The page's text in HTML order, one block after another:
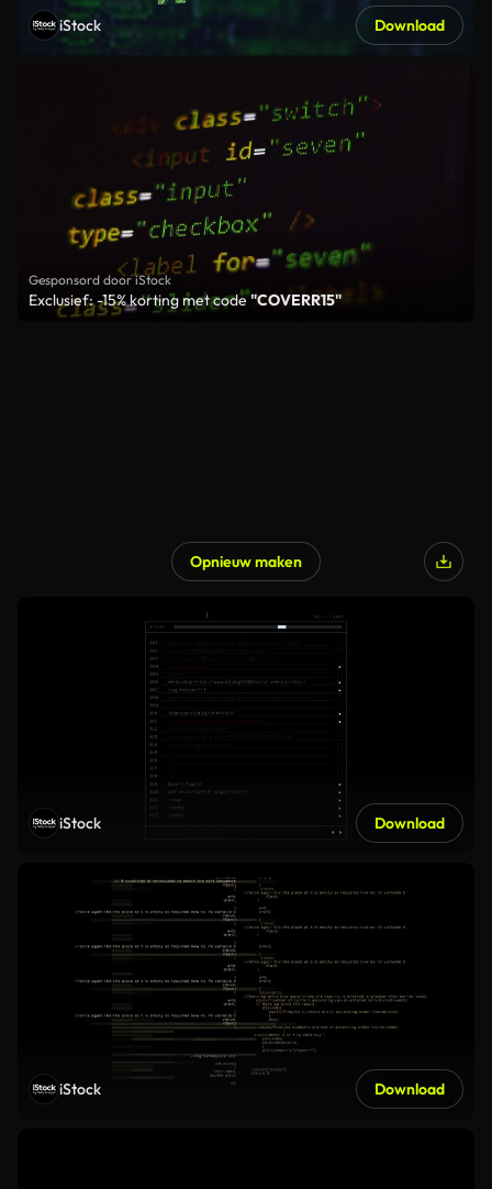
iStock Download
Gesponsord door iStock
Exclusief: -15% korting met code"COVERR15"
Opnieuw maken
iStock Download
iStock Download